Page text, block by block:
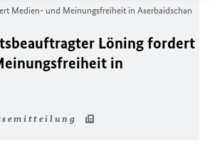
Medien- und Meinungsfreiheit in Aserbaidschan
Löning fordert
in